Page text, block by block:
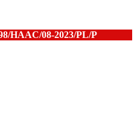
HAAC/08-2023/PL/P